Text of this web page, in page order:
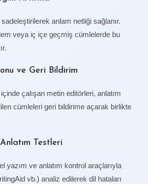
anlam netliği sağlanır.
veya iç içe geçmiş cümlelerde bu
ve Geri Bildirim
çalışan metin editörleri, anlatım
cümleleri geri bildirime açarak birlikte
Testleri
yazım ve anlatım kontrol araçlarıyla
vb.) analiz edilerek dil hataları